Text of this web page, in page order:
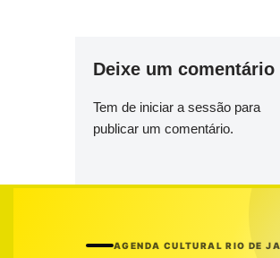
Deixe um comentário
Tem de iniciar a sessão para
publicar um comentário.
AGENDA CULTURAL RIO DE